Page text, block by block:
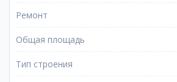
Ремонт
Общая площадь
Тип строения